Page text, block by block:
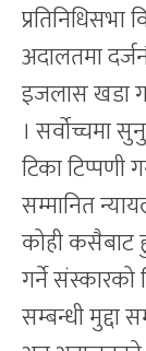
अदालतमा
इजलास खडा
। सर्वोच्चमा
टिका टिप्पणी
सम्मानित
कोही कसैबाट
गर्ने संस्कारको
सम्बन्धी मुद्दा